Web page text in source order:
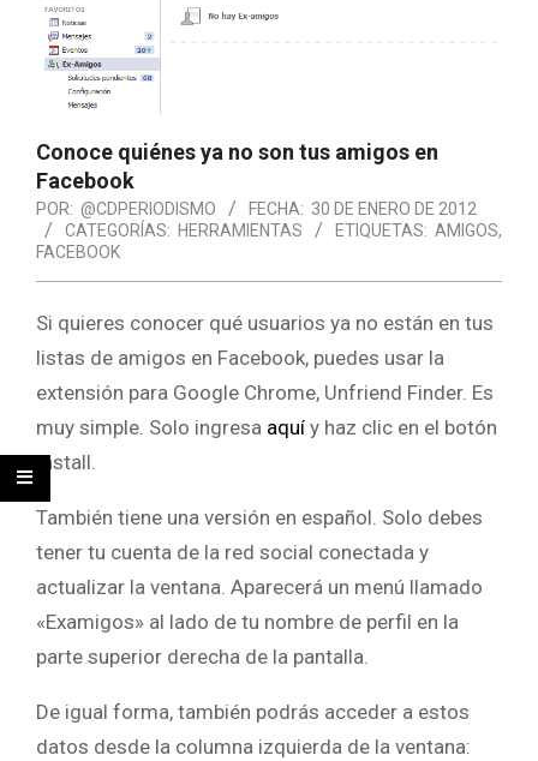
Conoce quiénes ya no son tus amigos en
Facebook
POR: @CDPERIODISMO FECHA: 30 DE ENERO DE 2012
CATEGORÍAS: HERRAMIENTAS ETIQUETAS: AMIGOS,
FACEBOOK
Si quieres conocer qué usuarios ya no están en tus
listas de amigos en Facebook, puedes usar la
extensión para Google Chrome, Unfriend Finder. Es
muy simple. Solo ingresa aquí y haz clic en el botón
Install.
También tiene una versión en español. Solo debes
tener tu cuenta de la red social conectada y
actualizar la ventana. Aparecerá un menú llamado
«Examigos» al lado de tu nombre de perfil en la
parte superior derecha de la pantalla.
De igual forma, también podrás acceder a estos
datos desde la columna izquierda de la ventana: